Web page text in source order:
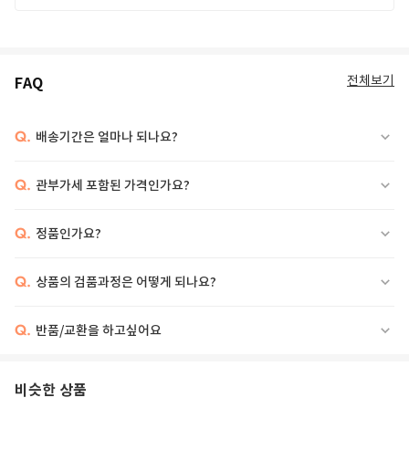
FAQ 전체보기
Q. 배송기간은 얼마나 되나요?
Q. 관부가세 포함된 가격인가요?
Q. 정품인가요?
Q. 상품의 검품과정은 어떻게 되나요?
Q. 반품/교환을 하고싶어요
비슷한 상품